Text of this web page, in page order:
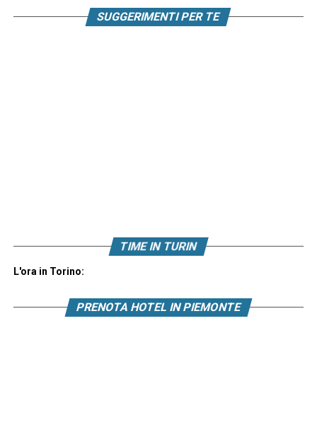
SUGGERIMENTI PER TE
TIME IN TURIN
L'ora in Torino:
PRENOTA HOTEL IN PIEMONTE